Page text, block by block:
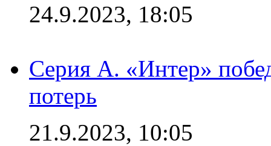
24.9.2023, 18:05
Серия А. «Интер»
потерь
21.9.2023, 10:05